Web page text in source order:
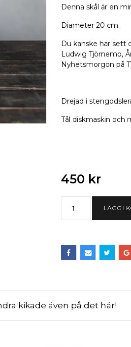
Denna skål är en
Diameter 20 cm.
Du kanske har sett
Ludwig Tjörnemo,
Nyhetsmorgon på
Drejad i
Tål diskmaskin och
450 kr
LÄGG I
kikade även på det här!